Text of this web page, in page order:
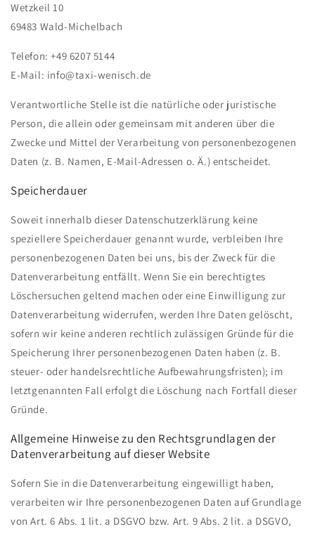
Wetzkeil 10
69483 Wald-Michelbach
Telefon: +49 6207 5144
E-Mail: info@taxi-wenisch.de
Verantwortliche Stelle ist die natürliche oder juristische
Person, die allein oder gemeinsam mit anderen über die
Zwecke und Mittel der Verarbeitung von personenbezogenen
Daten (z. B. Namen, E-Mail-Adressen o. Ä.) entscheidet.
Speicherdauer
Soweit innerhalb dieser Datenschutzerklärung keine
speziellere Speicherdauer genannt wurde, verbleiben Ihre
personenbezogenen Daten bei uns, bis der Zweck für die
Datenverarbeitung entfällt. Wenn Sie ein berechtigtes
Löschersuchen geltend machen oder eine Einwilligung zur
Datenverarbeitung widerrufen, werden Ihre Daten gelöscht,
sofern wir keine anderen rechtlich zulässigen Gründe für die
Speicherung Ihrer personenbezogenen Daten haben (z. B.
steuer- oder handelsrechtliche Aufbewahrungsfristen); im
letztgenannten Fall erfolgt die Löschung nach Fortfall dieser
Gründe.
Allgemeine Hinweise zu den Rechtsgrundlagen der
Datenverarbeitung auf dieser Website
Sofern Sie in die Datenverarbeitung eingewilligt haben,
verarbeiten wir Ihre personenbezogenen Daten auf Grundlage
von Art. 6 Abs. 1 lit. a DSGVO bzw. Art. 9 Abs. 2 lit. a DSGVO,